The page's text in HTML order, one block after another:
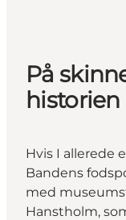
På
Hvis I allerede
Bandens
med
Hanstholm,